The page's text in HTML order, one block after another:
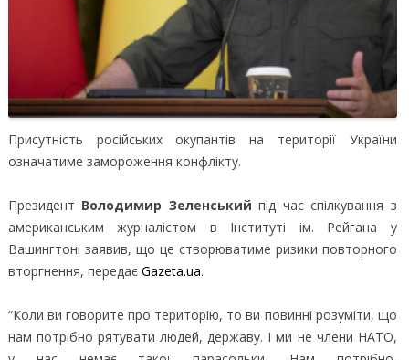
Присутність російських окупантів на території України
означатиме замороження конфлікту.
Президент Володимир Зеленський під час спілкування з
американським журналістом в Інституті ім. Рейгана у
Вашингтоні заявив, що це створюватиме ризики повторного
вторгнення, передає Gazeta.ua.
“Коли ви говорите про територію, то ви повинні розуміти, що
нам потрібно рятувати людей, державу. І ми не члени НАТО,